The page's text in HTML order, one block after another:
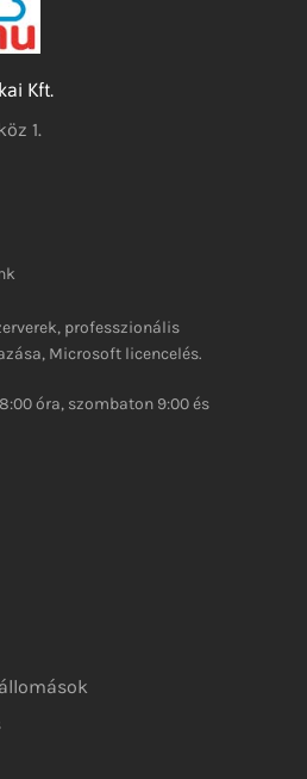
Kft.
1.
professzionális
Microsoft licencelés.
óra, szombaton 9:00 és